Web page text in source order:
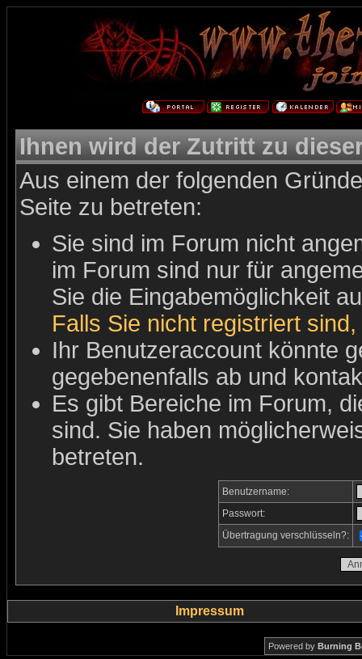
Ihnen wird der Zutritt zu
Aus einem der folgenden
Seite zu betreten:
Sie sind im Forum nicht
im Forum sind nur für
Sie die Eingabemöglichkeit
Falls Sie nicht registriert
Ihr Benutzeraccount könnte
gegebenenfalls ab und
Es gibt Bereiche im Forum,
sind. Sie haben
betreten.
Benutzername:
Passwort:
Übertragung verschlüsseln?:
Impressum
Powered by Burning